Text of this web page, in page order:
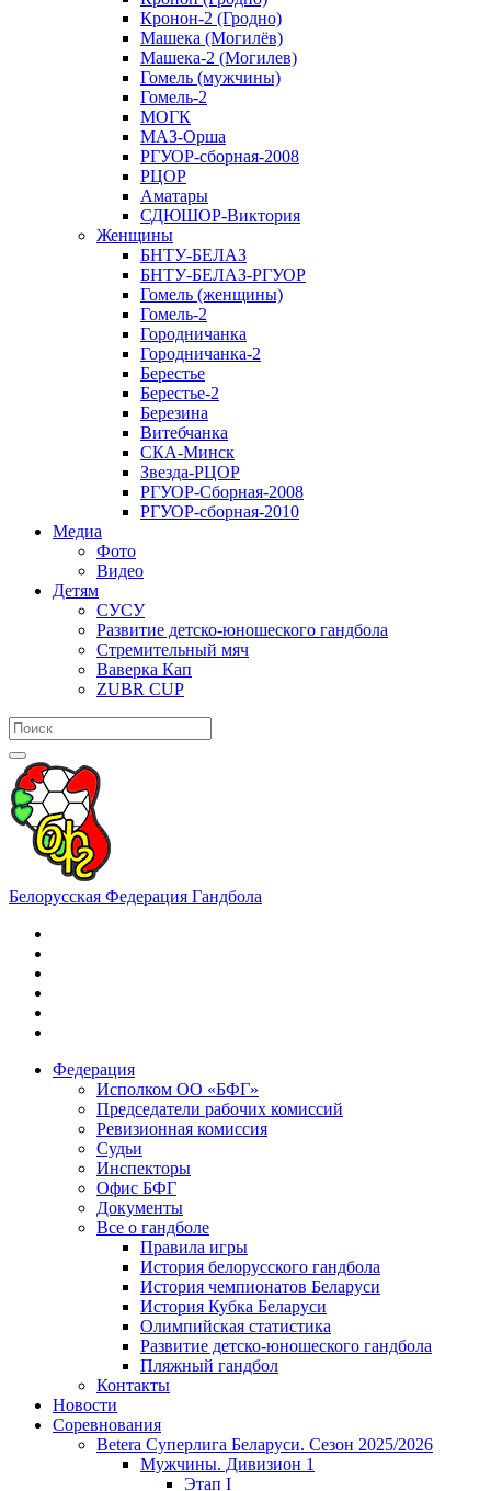
Кронон-2 (Гродно)
Машека (Могилёв)
Машека-2 (Могилев)
Гомель (мужчины)
Гомель-2
МОГК
МАЗ-Орша
РГУОР-сборная-2008
РЦОР
Аматары
СДЮШОР-Виктория
Женщины
БНТУ-БЕЛАЗ
БНТУ-БЕЛАЗ-РГУОР
Гомель (женщины)
Гомель-2
Городничанка
Городничанка-2
Берестье
Берестье-2
Березина
Витебчанка
СКА-Минск
Звезда-РЦОР
РГУОР-Сборная-2008
РГУОР-сборная-2010
Медиа
Фото
Видео
Детям
СУСУ
Развитие детско-юношеского гандбола
Стремительный мяч
Ваверка Кап
ZUBR CUP
Белорусская Федерация Гандбола
Федерация
Исполком ОО «БФГ»
Председатели рабочих комиссий
Ревизионная комиссия
Судьи
Инспекторы
Офис БФГ
Документы
Все о гандболе
Правила игры
История белорусского гандбола
История чемпионатов Беларуси
История Кубка Беларуси
Олимпийская статистика
Развитие детско-юношеского гандбола
Пляжный гандбол
Контакты
Новости
Соревнования
Betera Суперлига Беларуси. Сезон 2025/2026
Мужчины. Дивизион 1
Этап I